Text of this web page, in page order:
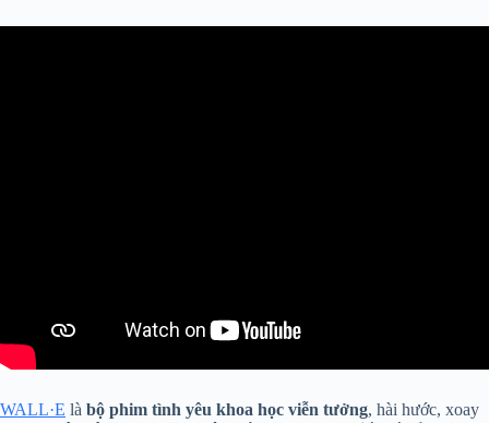
WALL·E là bộ phim tình yêu khoa học viễn tưởng, hài hước, xoay